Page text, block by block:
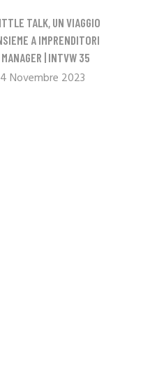
TALK, UN VIAGGIO
A IMPRENDITORI
| INTVW 35
Novembre 2023